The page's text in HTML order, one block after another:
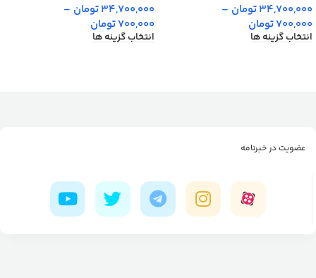
34,700,000تومان –
700,000تومان
انتخاب گزینه ها
34,700,000تومان –
700,000تومان
انتخاب گزینه ها
عضویت در خبرنامه